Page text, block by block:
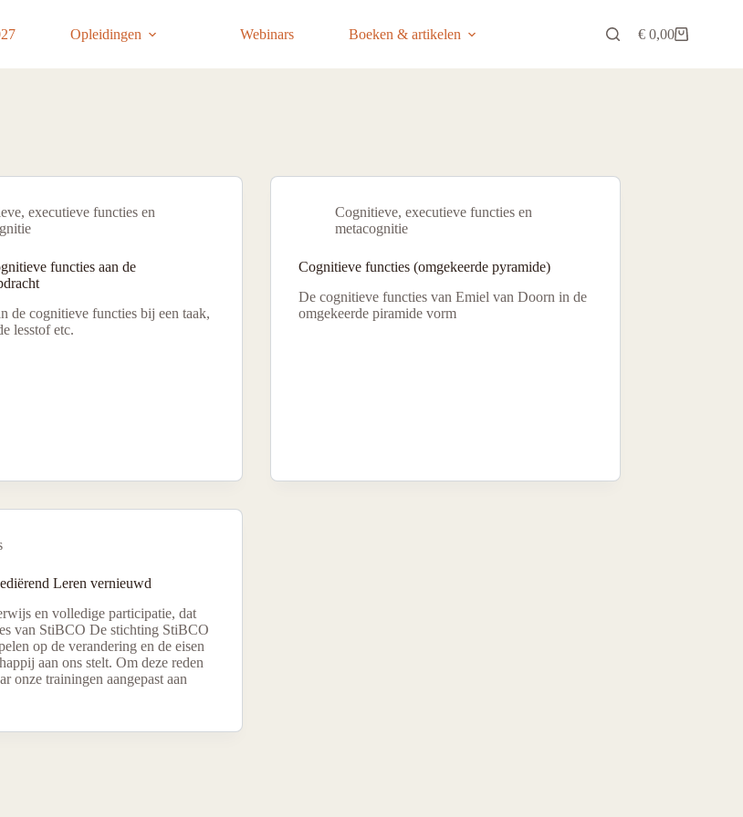
Opleidingen Webinars Boeken & artikelen Winkelwagen
€ 0,00
executieve functies en
functies aan de
de cognitieve functies bij een taak,
lesstof etc.
Cognitieve, executieve functies en
metacognitie
Cognitieve functies (omgekeerde pyramide)
De cognitieve functies van Emiel van Doorn in de
omgekeerde piramide vorm
Leren vernieuwd
en volledige participatie, dat
van StiBCO De stichting StiBCO
op de verandering en de eisen
aan ons stelt. Om deze reden
onze trainingen aangepast aan